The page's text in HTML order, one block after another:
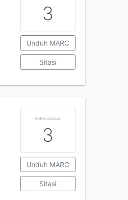
3
Unduh MARC
Sitasi
Ketersediaan
3
Unduh MARC
Sitasi